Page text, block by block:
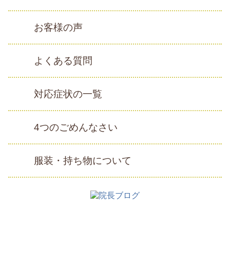
お客様の声
よくある質問
対応症状の一覧
4つのごめんなさい
服装・持ち物について